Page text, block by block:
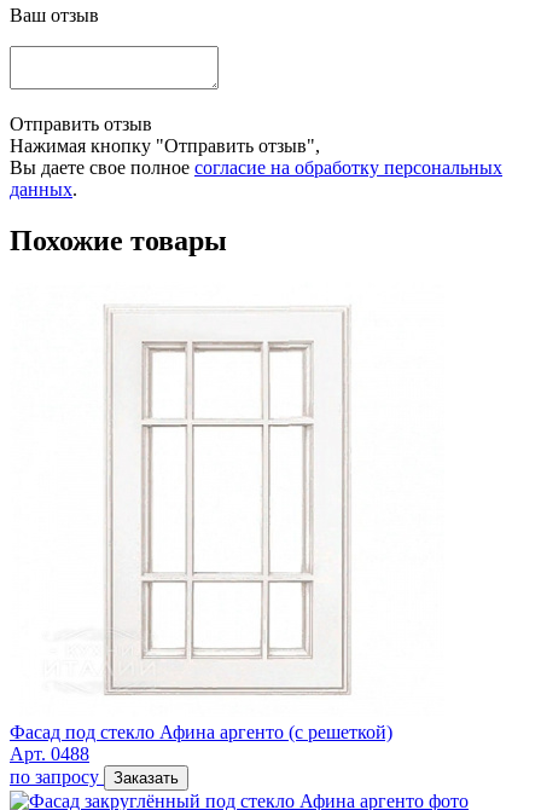
Ваш отзыв
Отправить отзыв
Нажимая кнопку "Отправить отзыв",
Вы даете свое полное согласие на обработку персональных
данных.
Похожие товары
Фасад под стекло Афина аргенто (с решеткой)
Арт. 0488
по запросу
Заказать